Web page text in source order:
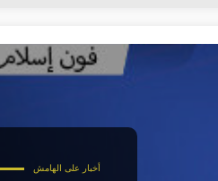
أخبار على الهامش